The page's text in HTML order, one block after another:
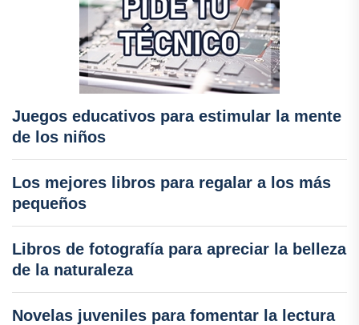
Juegos educativos para estimular la mente
de los niños
Los mejores libros para regalar a los más
pequeños
Libros de fotografía para apreciar la belleza
de la naturaleza
Novelas juveniles para fomentar la lectura